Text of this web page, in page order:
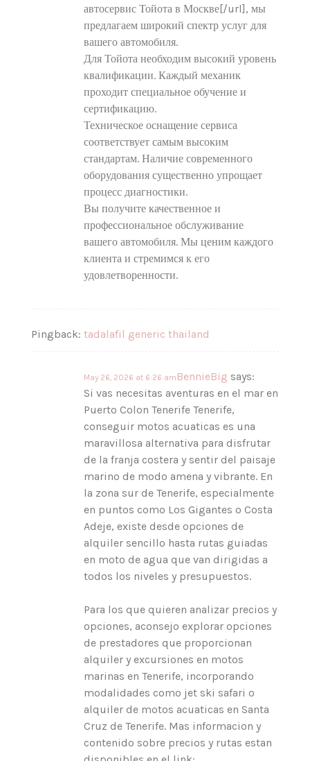
автосервис Тойота в Москве[/url], мы
предлагаем широкий спектр услуг для
вашего автомобиля.
Для Тойота необходим высокий уровень
квалификации. Каждый механик
проходит специальное обучение и
сертификацию.
Техническое оснащение сервиса
соответствует самым высоким
стандартам. Наличие современного
оборудования существенно упрощает
процесс диагностики.
Вы получите качественное и
профессиональное обслуживание
вашего автомобиля. Мы ценим каждого
клиента и стремимся к его
удовлетворенности.
Pingback:tadalafil generic thailand
BennieBig says:
May 26, 2026 at 6:26 am
Si vas necesitas aventuras en el mar en
Puerto Colon Tenerife Tenerife,
conseguir motos acuaticas es una
maravillosa alternativa para disfrutar
de la franja costera y sentir del paisaje
marino de modo amena y vibrante. En
la zona sur de Tenerife, especialmente
en puntos como Los Gigantes o Costa
Adeje, existe desde opciones de
alquiler sencillo hasta rutas guiadas
en moto de agua que van dirigidas a
todos los niveles y presupuestos.
Para los que quieren analizar precios y
opciones, aconsejo explorar opciones
de prestadores que proporcionan
alquiler y excursiones en motos
marinas en Tenerife, incorporando
modalidades como jet ski safari o
alquiler de motos acuaticas en Santa
Cruz de Tenerife. Mas informacion y
contenido sobre precios y rutas estan